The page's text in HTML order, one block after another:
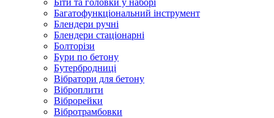
Біти та головки у наборі
Багатофункціональний інструмент
Блендери ручні
Блендери стаціонарні
Болторізи
Бури по бетону
Бутербродниці
Вібратори для бетону
Віброплити
Віброрейки
Вібротрамбовки